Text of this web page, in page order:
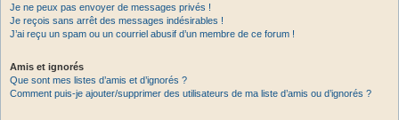
Je ne peux pas envoyer de messages privés !
Je reçois sans arrêt des messages indésirables !
J’ai reçu un spam ou un courriel abusif d’un membre de ce forum !
Amis et ignorés
Que sont mes listes d’amis et d’ignorés ?
Comment puis-je ajouter/supprimer des utilisateurs de ma liste d’amis ou d’ignorés ?